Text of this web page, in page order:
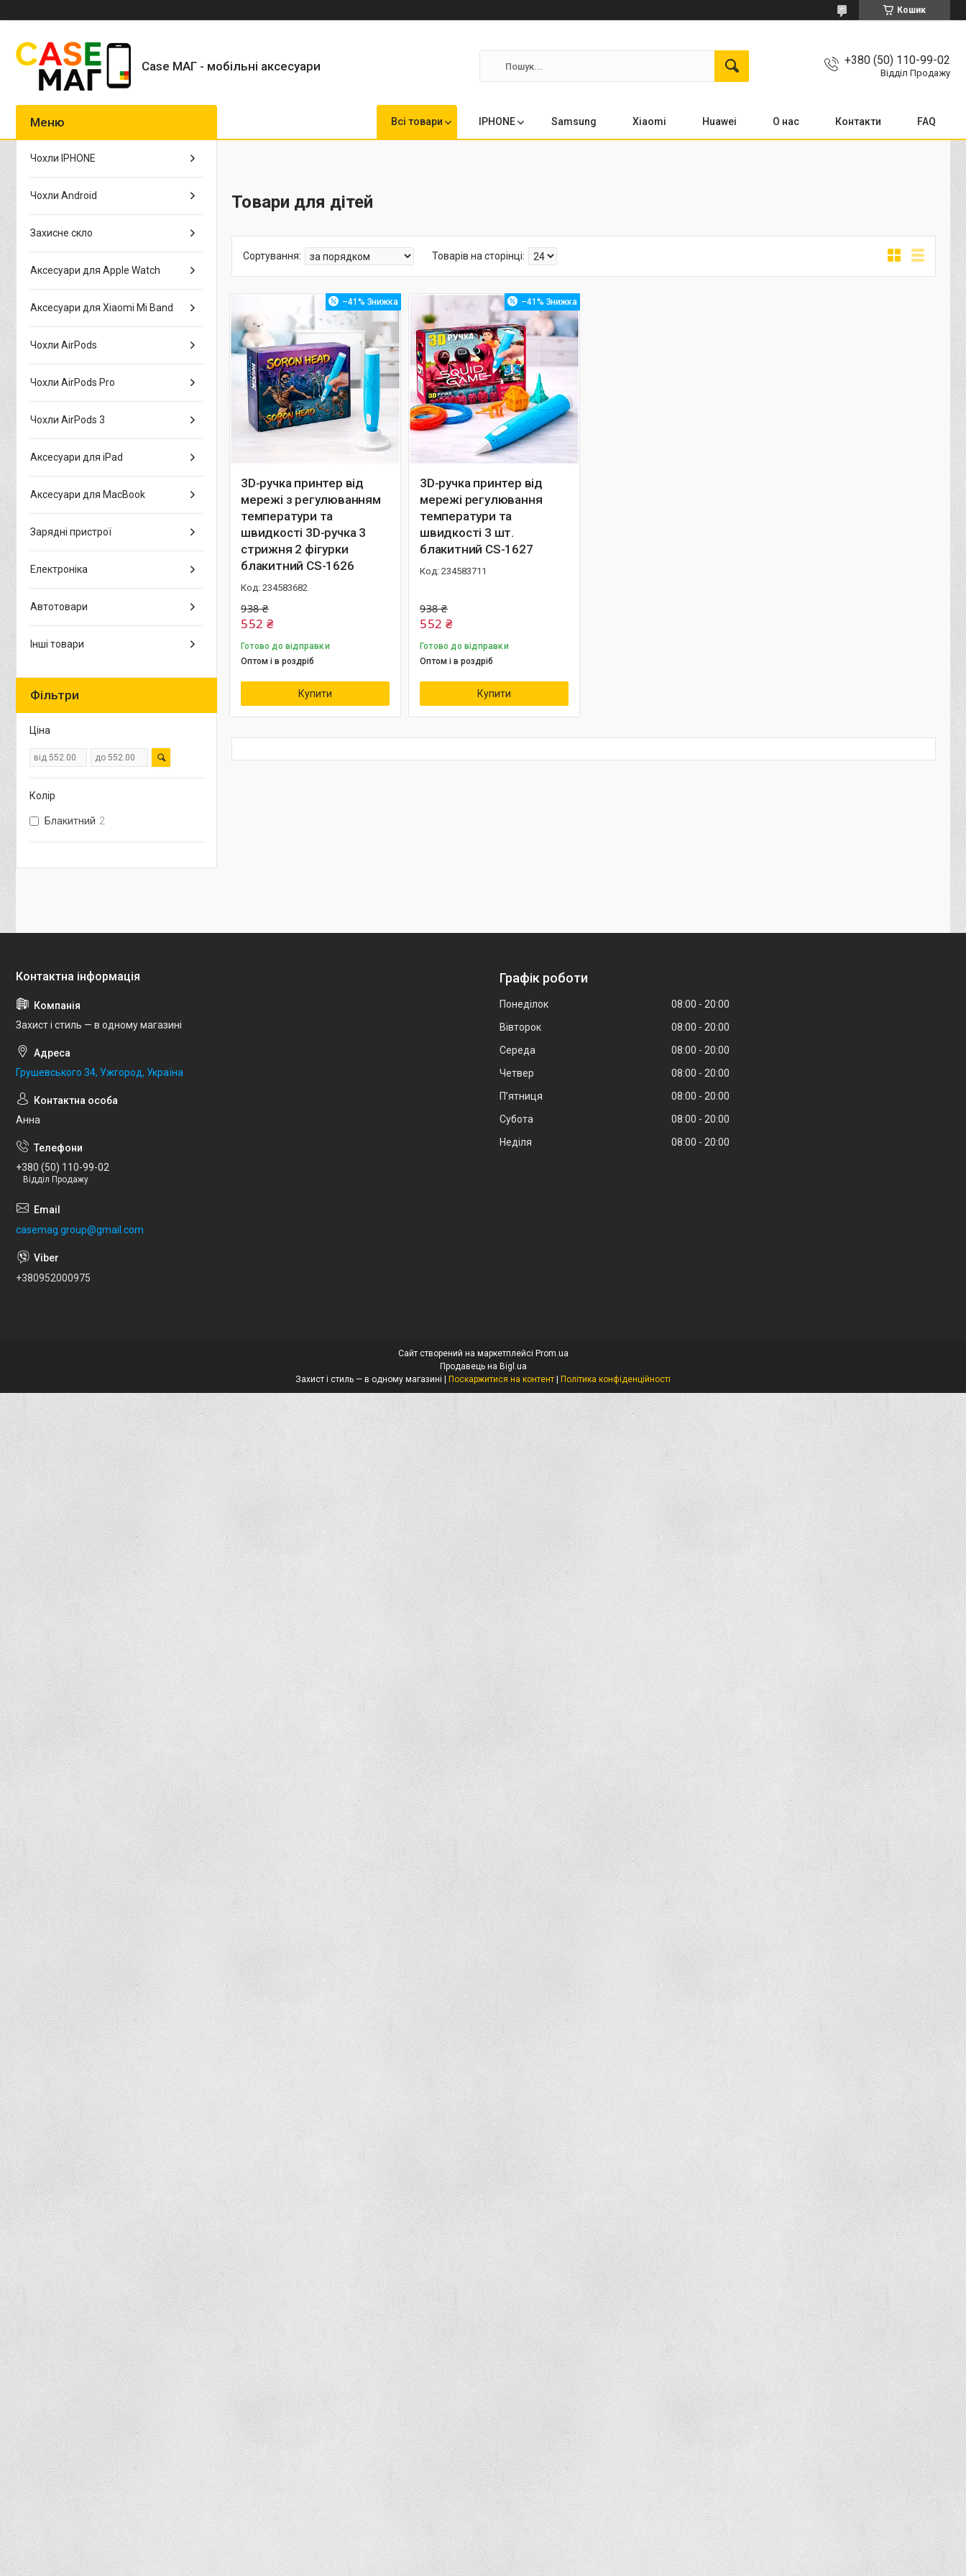
Кошик
Case МАГ - мобільні аксесуари +380 (50) 110-99-02
Відділ Продажу
Всі товари IPHONE Samsung Xiaomi Huawei О нас Контакти FAQ
Товари для дітей
–41%
3D-ручка принтер від
мережі з регулюванням
температури та
швидкості 3D-ручка 3
стрижня 2 фігурки
блакитний CS-1626
234583682
938 ₴
552 ₴
Готово до відправки
Оптом і в роздріб
Купити
–41%
3D-ручка принтер від
мережі регулювання
температури та
швидкості 3 шт.
блакитний CS-1627
234583711
938 ₴
552 ₴
Готово до відправки
Оптом і в роздріб
Купити
Чохли IPHONE
Чохли Android
Захисне скло
Аксесуари для Apple Watch
Аксесуари для Xiaomi Mi Band
Чохли AirPods
Чохли AirPods Pro
Чохли AirPods 3
Аксесуари для iPad
Аксесуари для MacBook
Зарядні пристрої
Електроніка
Автотовари
Інші товари
Фільтри
Ціна
Колір
Блакитний 2
Захист і стиль — в одному магазині
Грушевського 34, Ужгород, Україна
Анна
+380 (50) 110-99-02
Відділ Продажу
casemag.group@gmail.com
+380952000975
Графік роботи
Понеділок 08:00
20:00
Вівторок
08:00
20:00
Середа
08:00
20:00
Четвер
08:00
20:00
Пʼятниця
08:00
20:00
Субота
08:00
20:00
Неділя
08:00 20:00
Сайт створений на маркетплейсі Prom.ua
Продавець на Bigl.ua
Захист і стиль — в одному магазині | Поскаржитися на контент | Політика конфіденційності